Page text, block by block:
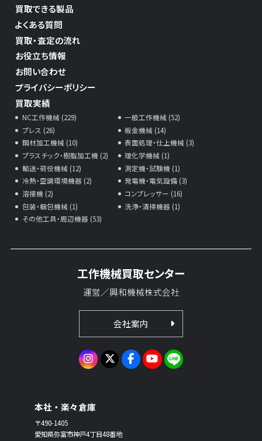
買取できる製品
よくある質問
買取・査定の流れ
お役立ち情報
お問い合わせ
プライバシーポリシー
買取実績
NC工作機械 (229)
一般工作機械 (52)
プレス (26)
板金機械 (14)
鋼材加工機械 (10)
表面処理・仕上機械 (3)
プラスチック・樹脂加工機 (2)
理化学機械 (1)
輸送・荷役機械 (12)
測定機・試験機 (1)
冷熱・空調環境機器 (2)
発電機・電気設備 (3)
溶接機 (2)
コンプレッサー (16)
包装・梱包機械 (1)
洗浄・清掃機器 (1)
その他工具・周辺機器 (53)
工作機械買取センター
運営／興和機械株式会社
会社案内
本社・楽々倉庫
〒490-1405
愛知県弥富市神戸4丁目48番地